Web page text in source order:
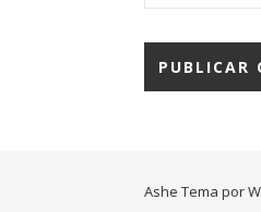
Ashe Tema por